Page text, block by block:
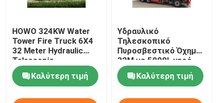
HOWO 324KW Water
Tower Fire Truck 6X4
32 Meter Hydraulic
Telescopic
Καλύτερη τιμή
Υδραυλικό
Τηλεσκοπικό
Πυροσβεστικό Όχημα
32M με 5000L νερό
2000L χωρητικότητα
αφρούΚαλύτερη τιμή